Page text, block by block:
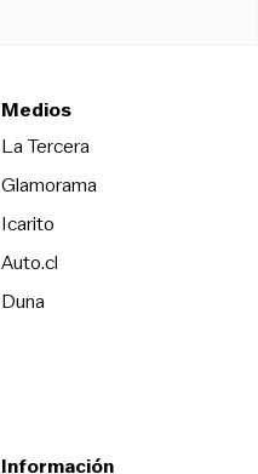
Medios
La TerceraOpens in new
Glamorama
Icarito
Auto.cl
DunaOpens in new window
Información